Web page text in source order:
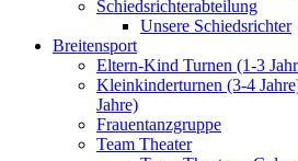
Schiedsrichterabteilung
Unsere Schiedsrichter
Breitensport
Eltern-Kind Turnen (1-3
Kleinkinderturnen (3-4
Jahre)
Frauentanzgruppe
Team Theater